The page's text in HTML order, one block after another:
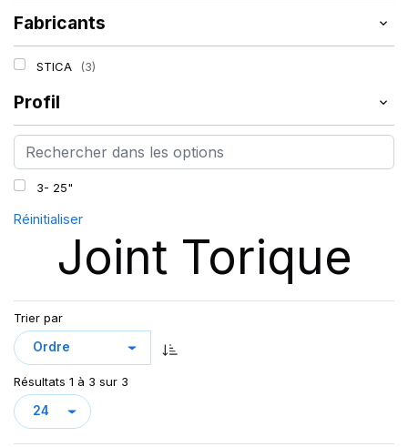
Fabricants
STICA (3)
Profil
3- 25"
Réinitialiser
Joint Torique
Trier par
Résultats 1 à 3 sur 3